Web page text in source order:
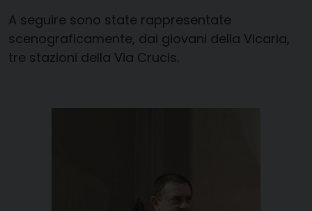
A seguire sono state rappresentate
scenograficamente, dai giovani della Vicaria,
tre stazioni della Via Crucis.